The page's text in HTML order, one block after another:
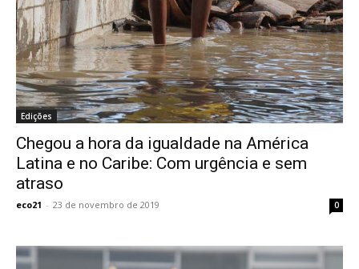
Edições
Chegou a hora da igualdade na América
Latina e no Caribe: Com urgência e sem
atraso
eco21 - 23 de novembro de 2019 0